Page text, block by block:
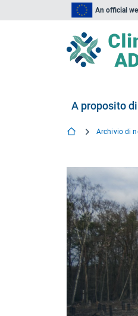
An official
A proposito di
Archivio di